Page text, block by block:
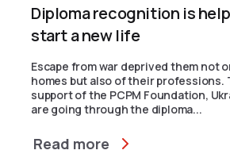
Diploma recognition is
start a new life
Escape from war deprived them not
homes but also of their professions.
support of the PCPM Foundation,
are going through the diploma...
Read more